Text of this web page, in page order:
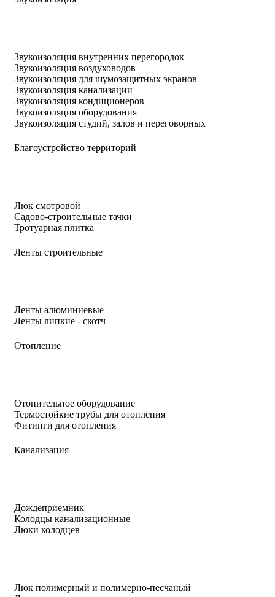
Звукоизоляция внутренних перегородок
Звукоизоляция воздуховодов
Звукоизоляция для шумозащитных экранов
Звукоизоляция канализации
Звукоизоляция кондиционеров
Звукоизоляция оборудования
Звукоизоляция студий, залов и переговорных
Благоустройство территорий
Люк смотровой
Садово-строительные тачки
Тротуарная плитка
Ленты строительные
Ленты алюминиевые
Ленты липкие - скотч
Отопление
Отопительное оборудование
Термостойкие трубы для отопления
Фитинги для отопления
Канализация
Дождеприемник
Колодцы канализационные
Люки колодцев
Люк полимерный и полимерно-песчаный